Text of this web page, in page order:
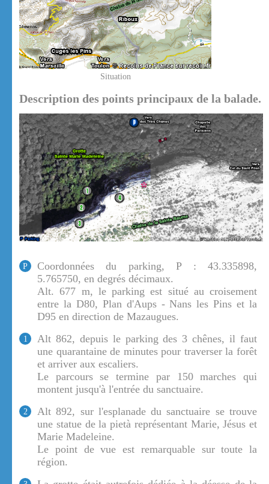
Situation
Description des points principaux de la balade.
P
Coordonnées du parking, P : 43.335898,
5.765750, en degrés décimaux.
Alt. 677 m, le parking est situé au croisement
entre la D80, Plan d'Aups - Nans les Pins et la
D95 en direction de Mazaugues.
1
Alt 862, depuis le parking des 3 chênes, il faut
une quarantaine de minutes pour traverser la forêt
et arriver aux escaliers.
Le parcours se termine par 150 marches qui
montent jusqu'à l'entrée du sanctuaire.
2
Alt 892, sur l'esplanade du sanctuaire se trouve
une statue de la pietà représentant Marie, Jésus et
Marie Madeleine.
Le point de vue est remarquable sur toute la
région.